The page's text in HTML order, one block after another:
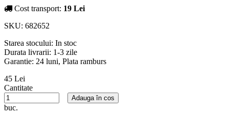
Cost transport: 19 Lei
SKU: 682652
Starea stocului: In stoc
Durata livrarii: 1-3 zile
Garantie: 24 luni, Plata ramburs
45 Lei
Cantitate
buc.
Adauga în cos